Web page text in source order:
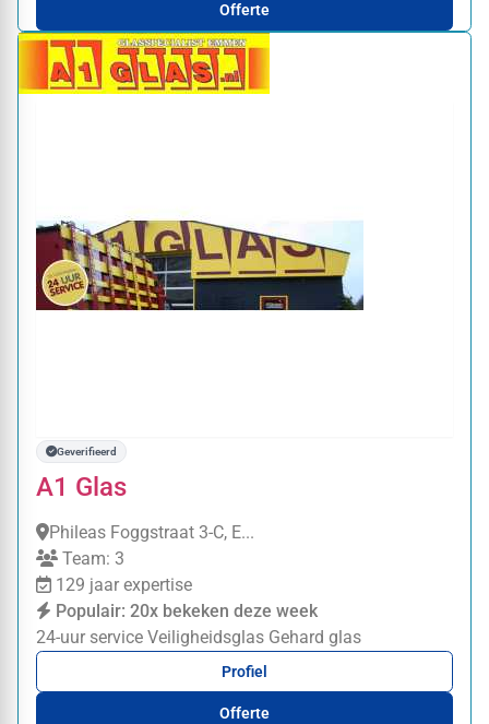
Offerte
Geverifieerd
A1 Glas
Phileas Foggstraat 3-C, E...
Team: 3
129 jaar expertise
Populair: 20x bekeken deze week
24-uur service Veiligheidsglas Gehard glas
Profiel
Offerte